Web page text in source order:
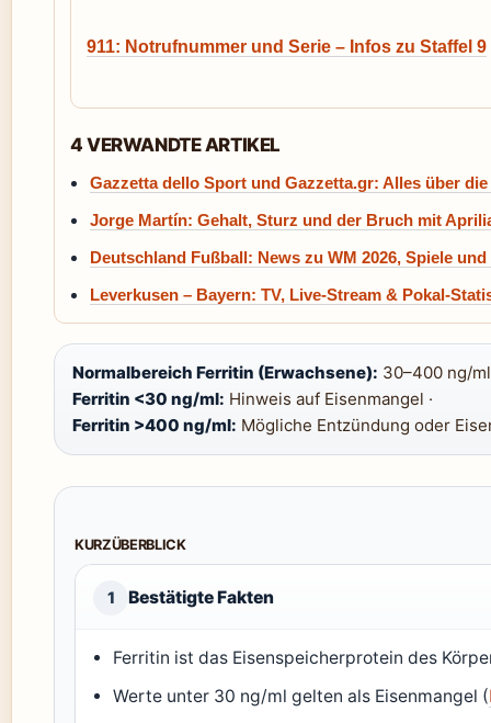
911: Notrufnummer und Serie – Infos zu Staffel 9
4 VERWANDTE ARTIKEL
Gazzetta dello Sport und Gazzetta.gr: Alles über
Jorge Martín: Gehalt, Sturz und der Bruch mit
Deutschland Fußball: News zu WM 2026, Spiele und
Leverkusen – Bayern: TV, Live-Stream & Pokal-
Normalbereich Ferritin (Erwachsene): 30–400 ng/ml
Ferritin <30 ng/ml: Hinweis auf Eisenmangel ·
Ferritin >400 ng/ml: Mögliche Entzündung oder
KURZÜBERBLICK
1 Bestätigte Fakten
Ferritin ist das Eisenspeicherprotein des
Werte unter 30 ng/ml gelten als Eisenmangel (